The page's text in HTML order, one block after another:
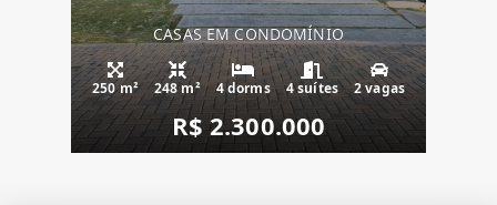
CASAS EM CONDOMÍNIO
250 m² 248 m² 4 dorms 4 suítes 2 vagas
R$ 2.300.000